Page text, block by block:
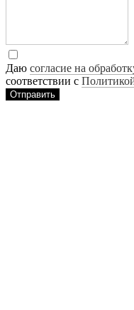
Даю согласие на
соответствии с
Отправить